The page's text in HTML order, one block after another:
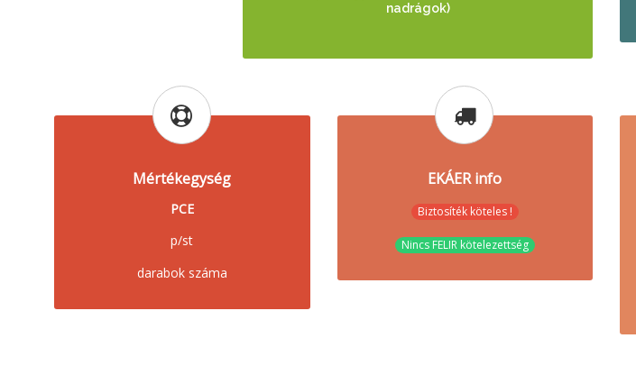
nadrágok)
Mértékegység
PCE
p/st
darabok száma
EKÁER info
Biztosíték köteles !
Nincs FELIR kötelezettség